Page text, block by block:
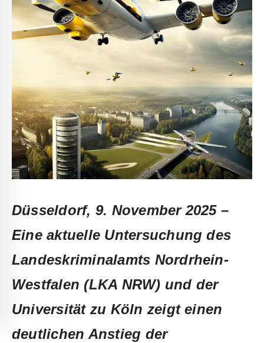
Düsseldorf, 9. November 2025 –
Eine aktuelle Untersuchung des
Landeskriminalamts Nordrhein-
Westfalen (LKA NRW) und der
Universität zu Köln zeigt einen
deutlichen Anstieg der